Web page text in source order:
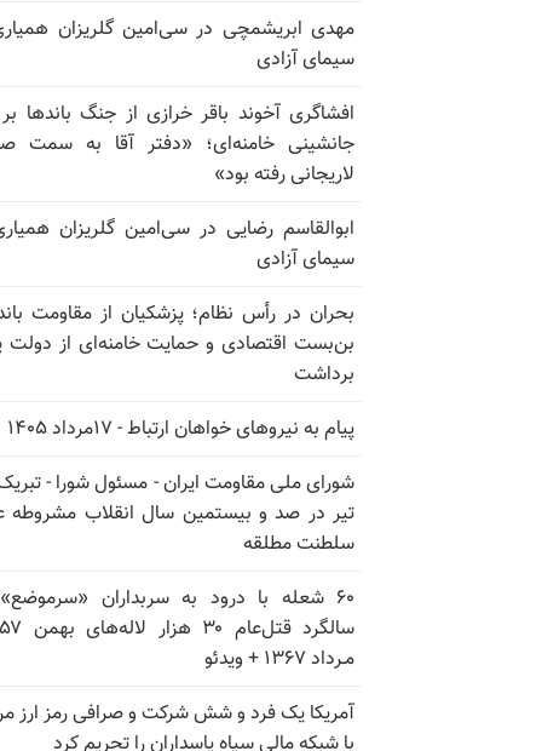
مهدی ابریشمچی در سی‌امین گلریزان
سیمای آزادی
افشاگری آخوند باقر خرازی از جنگ باندها
جانشینی خامنه‌ای؛ «دفتر آقا به سمت
لاریجانی رفته بود»
ابوالقاسم رضایی در سی‌امین گلریزان
سیمای آزادی
بحران در رأس نظام؛ پزشکیان از مقاومت
بن‌بست اقتصادی و حمایت خامنه‌ای از دولت
برداشت
پیام به نیروهای خواهان ارتباط - ۱۷مرداد ۱۴۰۵
تیر در صد و بیستمین سال انقلاب مشروطه
سلطنت مطلقه
۶۰ شعله با درود به سربداران
مـرداد ۱۳۶۷ + ویدئو
آمریکا یک فرد و شش شرکت و صرافی رمز ارز
با شبکه مالی سپاه پاسداران را تحریم کرد